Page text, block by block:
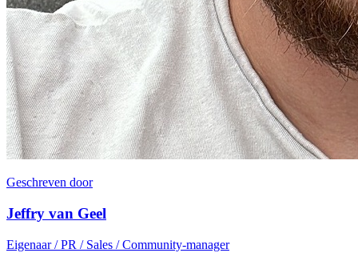
Geschreven door
Jeffry van Geel
Eigenaar / PR / Sales / Community-manager